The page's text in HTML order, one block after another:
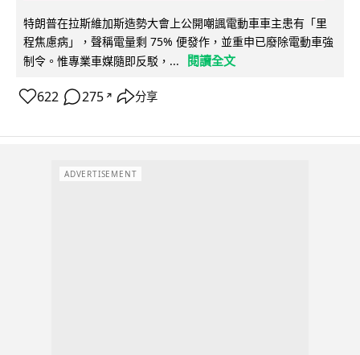
特朗普在拉斯維加斯造勢大會上公開嘲諷電動車車主患有「里
程焦慮病」，聲稱電量剩 75% 便發作，並重申已廢除電動車強
制令。惟專業車媒隨即反駁，...
閱讀全文
622 275 ↗ 分享
ADVERTISEMENT